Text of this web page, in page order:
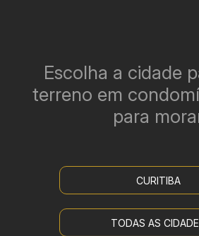
Escolha a cidade
terreno em
para
CURITIBA
TODAS AS